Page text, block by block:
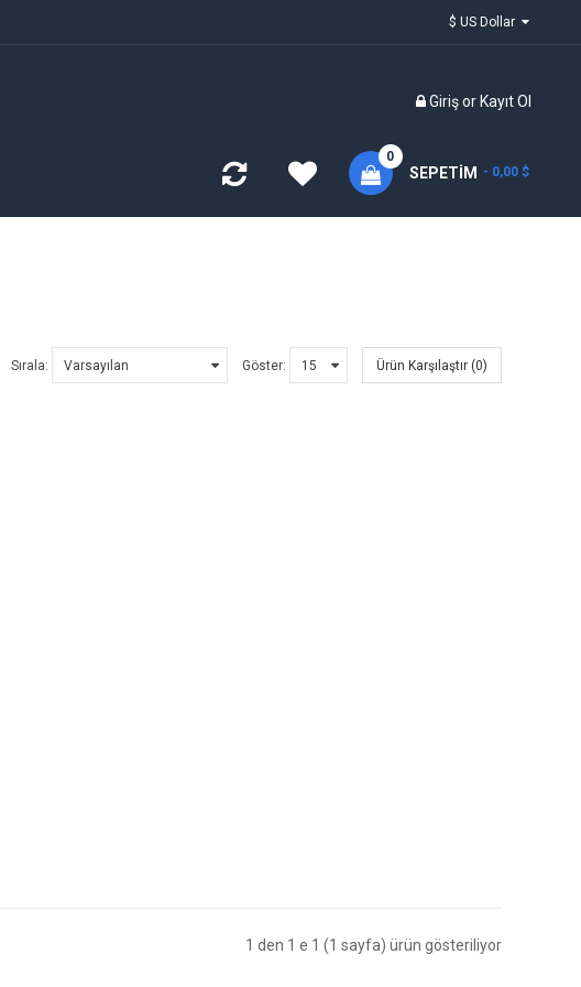
Girişor Kayıt Ol
SEPETIM
0
- 0,00 $
Sırala: Göster: Ürün Karşılaştır (0)
1 den 1 e 1 (1 sayfa) ürün gösteriliyor